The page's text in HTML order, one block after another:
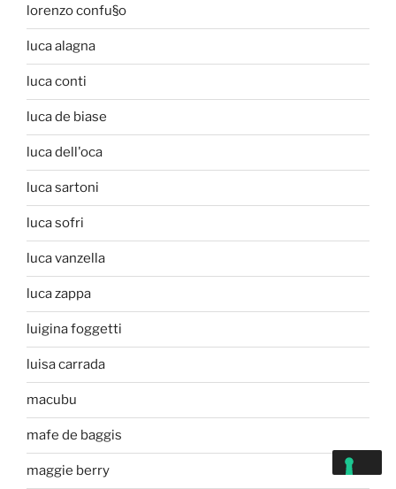
lorenzo confu§o
luca alagna
luca conti
luca de biase
luca dell'oca
luca sartoni
luca sofri
luca vanzella
luca zappa
luigina foggetti
luisa carrada
macubu
mafe de baggis
maggie berry